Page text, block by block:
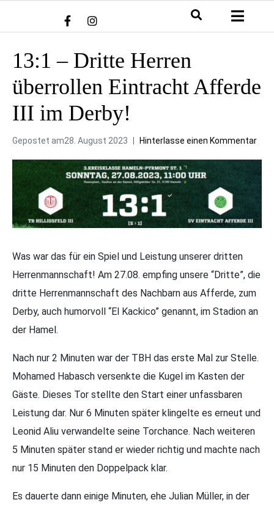
13:1 – Dritte Herren
überrollen Eintracht Afferde
III im Derby!
Gepostet am28. August 2023 Hinterlasse einen Kommentar
Was war das für ein Spiel und Leistung unserer dritten
Herrenmannschaft! Am 27.08. empfing unsere “Dritte”, die
dritte Herrenmannschaft des Nachbarn aus Afferde, zum
Derby, auch humorvoll “El Kackico” genannt, im Stadion an
der Hamel.
Nach nur 2 Minuten war der TBH das erste Mal zur Stelle.
Mohamed Habasch versenkte die Kugel im Kasten der
Gäste. Dieses Tor stellte den Start einer unfassbaren
Leistung dar. Nur 6 Minuten später klingelte es erneut und
Leonid Aliu verwandelte seine Torchance. Nach weiteren
5 Minuten später stand er wieder richtig und machte nach
nur 15 Minuten den Doppelpack klar.
Es dauerte dann einige Minuten, ehe Julian Müller, in der